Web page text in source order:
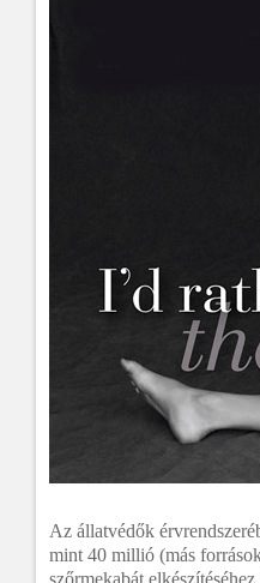
Az állatvédők
mint 40 millió (más
szőrmekabát